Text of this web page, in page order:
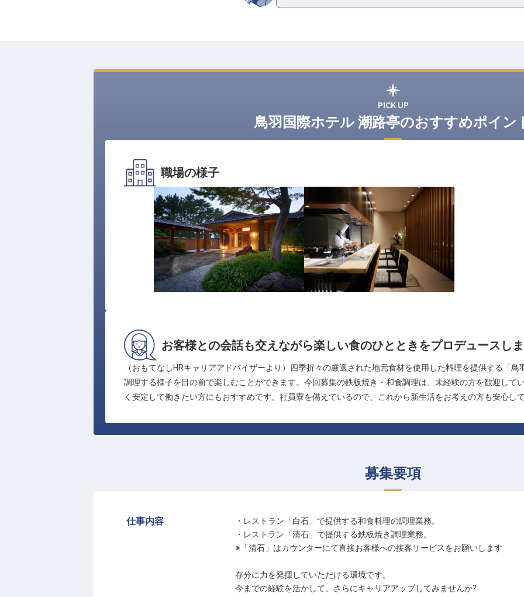
PICK UP
鳥羽国際ホテル 潮路亭のおすすめポイン
職場の様子
お客様との会話も交えながら楽しい食のひとときをプロデュースし
（おもてなしHRキャリアアドバイザーより）四季折々の厳選された地元食材を使用した料理を提供する「
調理する様子を目の前で楽しむことができます。今回募集の鉄板焼き・和食調理は、未経験の方を歓迎して
く安定して働きたい方にもおすすめです。社員寮を備えているので、これから新生活をお考えの方も安心し
募集要項
仕事内容
・レストラン「白石」で提供する和食料理の調理業務。
・レストラン「清石」で提供する鉄板焼き調理業務。
※「清石」はカウンターにて直接お客様への接客サービスをお願いします
存分に力を発揮していただける環境です。
今までの経験を活かして、さらにキャリアアップしてみませんか?